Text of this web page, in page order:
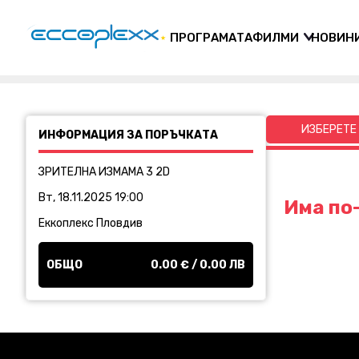
ПРОГРАМАТАФИЛМИ
ИНФОРМАЦИЯ ЗА ПОРЪЧКАТА
ЗРИТЕЛНА ИЗМАМА 3 2D
Вт, 18.11.2025 19:00
Еккоплекс Пловдив
ОБЩО 0.00 € / 0.00 ЛВ
Има